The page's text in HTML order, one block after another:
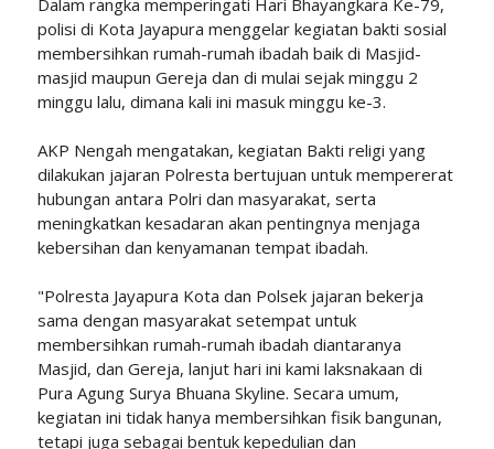
‎Dalam rangka memperingati Hari Bhayangkara Ke-79,
polisi di Kota Jayapura menggelar kegiatan bakti sosial
membersihkan rumah-rumah ibadah baik di Masjid-
masjid maupun Gereja dan di mulai sejak minggu 2
minggu lalu, dimana kali ini masuk minggu ke-3.
‎AKP Nengah mengatakan, kegiatan Bakti religi yang
dilakukan jajaran Polresta bertujuan untuk mempererat
hubungan antara Polri dan masyarakat, serta
meningkatkan kesadaran akan pentingnya menjaga
kebersihan dan kenyamanan tempat ibadah.
‎"Polresta Jayapura Kota dan Polsek jajaran bekerja
sama dengan masyarakat setempat untuk
membersihkan rumah-rumah ibadah diantaranya
Masjid, dan Gereja, lanjut hari ini kami laksnakaan di
Pura Agung Surya Bhuana Skyline. Secara umum,
kegiatan ini tidak hanya membersihkan fisik bangunan,
tetapi juga sebagai bentuk kepedulian dan